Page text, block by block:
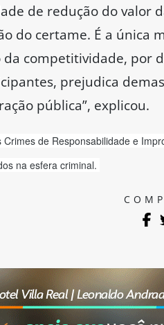
de redução do valor
do certame. É a única
competitividade, por
prejudica
pública”, explicou.
de Responsabilidade e
na esfera criminal.